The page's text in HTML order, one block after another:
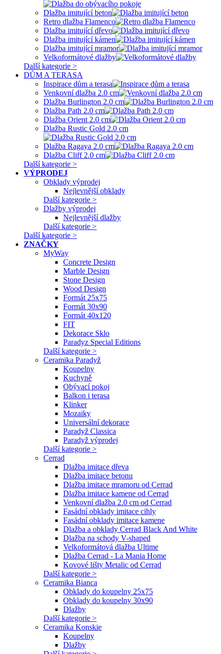
Dlažba imitující beton
Retro dlažba Flamenco
Dlažba imitující dřevo
Dlažba imitující kámen
Dlažba imitující mramor
Velkoformátové dlažby
Další kategorie >
DŮM A TERASA
Inspirace dům a terasa
Venkovní dlažba 2.0 cm
Dlažba Burlington 2.0 cm
Dlažba Path 2.0 cm
Dlažba Orient 2.0 cm
Dlažba Rustic Gold 2.0 cm
Dlažba Ragaya 2.0 cm
Dlažba Cliff 2.0 cm
Další kategorie >
VÝPRODEJ
Obklady výprodej
Nejlevnější obklady
Další kategorie >
Dlažby výprodej
Nejlevnější dlažby
Další kategorie >
Další kategorie >
ZNAČKY
MyWay
Concrete Design
Marble Design
Stone Design
Wood Design
Formát 25x75
Formát 30x90
Formát 40x120
FIT
Dekorace Sklo
Paradyz Special Editions
Další kategorie >
Ceramika Paradyž
Koupelny
Kuchyně
Obývací pokoj
Balkon i terasa
Klinker
Mozaiky
Universální dekorace
Paradyž Classica
Paradyž výprodej
Další kategorie >
Cerrad
Dlažba imitace dřeva
Dlažba imitace betonu
Dlažba imitace mramoru od Cerrad
Dlažba imitace kamene od Cerrad
Venkovní dlažba 2.0 cm od Cerrad
Fasádní obklady imitace cihly
Fasádní obklady imitace kamene
Dlažba a obklady Cerrad Black And White
Dlažba na schody V-shaped
Velkoformátová dlažba Ultime
Dlažba Cerrad - La Mania Home
Kovové lišty Metalic od Cerrad
Další kategorie >
Ceramika Bianca
Obklady do koupelny 25x75
Obklady do koupelny 30x90
Dlažby
Další kategorie >
Ceramika Konskie
Koupelny
Dlažby